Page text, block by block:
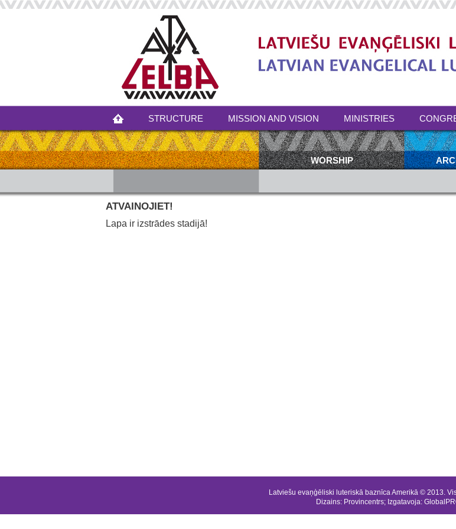
STRUCTURE MISSION AND VISION MINISTRIES
WORSHIP
ATVAINOJIET!
Lapa ir izstrādes stadijā!
Latviešu evaņģēliski luteriskā baznīca Amerikā © 2013.
Dizains: Provincentrs; Izgatavoja: